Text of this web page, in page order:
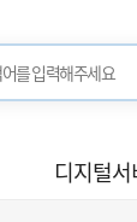
어를 입력해주세요
디지털